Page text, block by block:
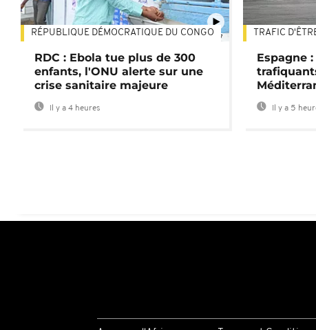
01:47
RÉPUBLIQUE DÉMOCRATIQUE DU CONGO
RDC : Ebola tue plus de 300
enfants, l'ONU alerte sur une
crise sanitaire majeure
Il y a 4 heures
TRAFIC
Espagne
Il y a 5